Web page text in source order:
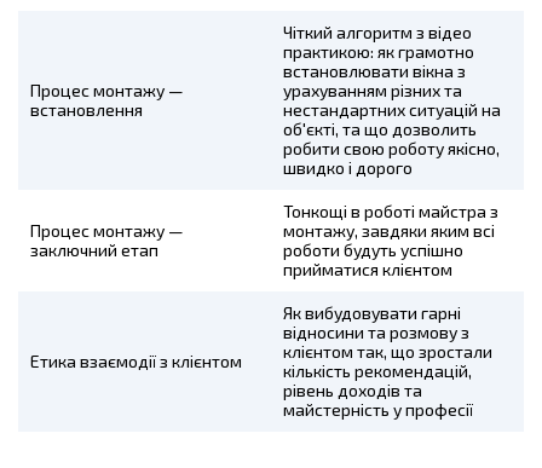
Процес монтажу —
встановлення
Чіткий алгоритм з відео
практикою: як грамотно
встановлювати вікна з
урахуванням різних та
нестандартних ситуацій на
об'єкті, та що дозволить
робити свою роботу якісно,
швидко і дорого
Процес монтажу —
заключний етап
Тонкощі в роботі майстра з
монтажу, завдяки яким всі
роботи будуть успішно
прийматися клієнтом
Етика взаємодії з клієнтом
Як вибудовувати гарні
відносини та розмову з
клієнтом так, що зростали
кількість рекомендацій,
рівень доходів та
майстерність у професії